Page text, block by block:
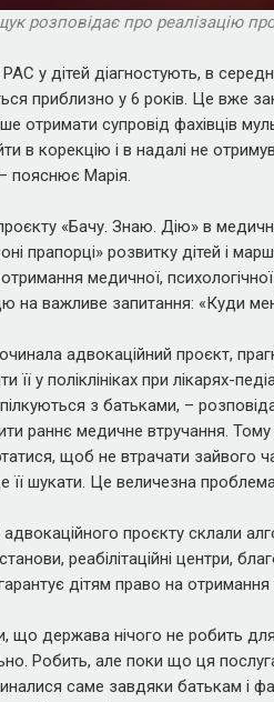
розповідає про реалізацію
у дітей діагностують, в
приблизно у 6 років. Це вже
отримати супровід фахівців
в корекцію і в надалі не
пояснює Марія.
«Бачу. Знаю. Дію» в
прапорці» розвитку дітей і
медичної,
на важливе запитання: «Куди
адвокаційний проєкт,
її у поліклініках при лікарях-
з батьками, –
раннє медичне втручання.
щоб не втрачати зайвого
її шукати. Це величезна
адвокаційного проєкту склали
реабілітаційні центри,
дітям право на отримання
що держава нічого не робить
Робить, але поки що ця
саме завдяки батькам і